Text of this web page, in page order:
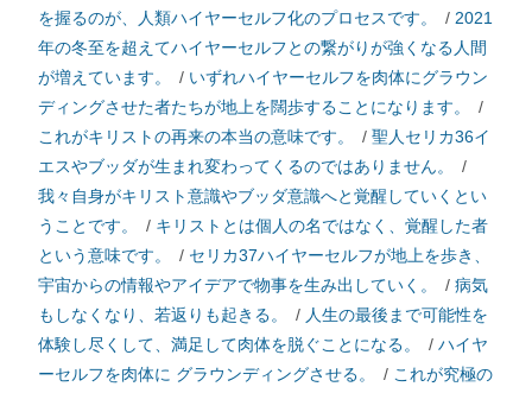
を握るのが、人類ハイヤーセルフ化のプロセスです。
/ 2021
年の冬至を超えてハイヤーセルフとの繋がりが強くなる人間
が増えています。
/ いずれハイヤーセルフを肉体にグラウン
ディングさせた者たちが地上を闊歩することになります。
/
これがキリストの再来の本当の意味です。
/ 聖人セリカ36イ
エスやブッダが生まれ変わってくるのではありません。
/
我々自身がキリスト意識やブッダ意識へと覚醒していくとい
うことです。
/ キリストとは個人の名ではなく、覚醒した者
という意味です。
/ セリカ37ハイヤーセルフが地上を歩き、
宇宙からの情報やアイデアで物事を生み出していく。
/ 病気
もしなくなり、若返りも起きる。
/ 人生の最後まで可能性を
体験し尽くして、満足して肉体を脱ぐことになる。
/ ハイヤ
ーセルフを肉体に グラウンディングさせる。
/ これが究極の